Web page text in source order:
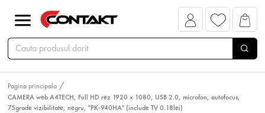
Pagina principala
CAMERA web A4TECH, Full HD rez 1920 x 1080, USB 2.0, microfon, autofocus,
75grade vizibilitate, negru, "PK-940HA" (include TV 0.18lei)